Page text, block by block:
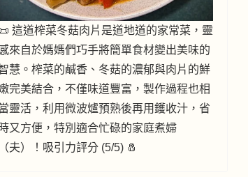
這道榨菜冬菇肉片是道地道的家常菜，靈
來自於媽媽們巧手將簡單食材變出美味的
慧。榨菜的鹹香、冬菇的濃郁與肉片的鮮
完美結合，不僅味道豐富，製作過程也相
靈活，利用微波爐預熟後再用鑊收汁，省
時又方便，特別適合忙碌的家庭煮婦
（夫）！吸引力評分 (5/5) 🧂